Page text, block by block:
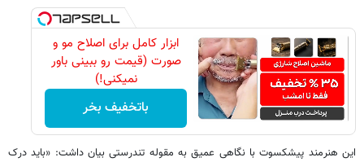
ابزار کامل برای اصلاح مو و
صورت (قیمت رو ببینی باور
نمیکنی!)
باتخفیف بخر
این هنرمند پیشکسوت با نگاهی عمیق به مقوله تندرستی بیان داشت: «باید درک